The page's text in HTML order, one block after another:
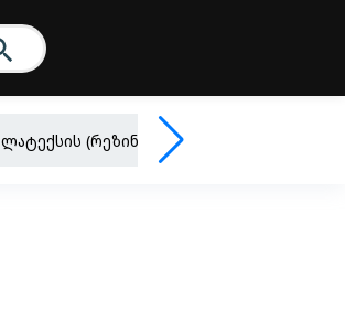
ლატექსის (რეზინის) ბუშტები